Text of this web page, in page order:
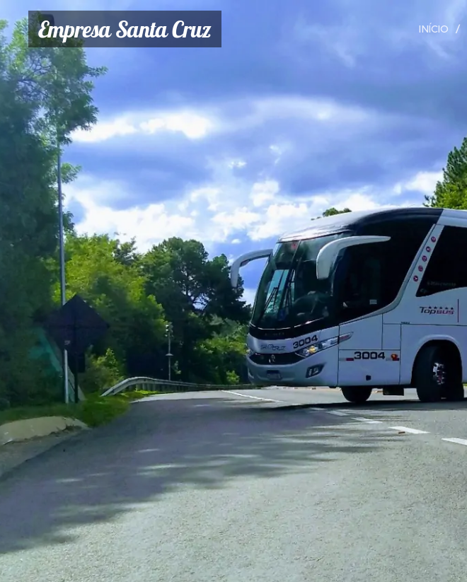
Empresa Santa Cruz INÍCIO